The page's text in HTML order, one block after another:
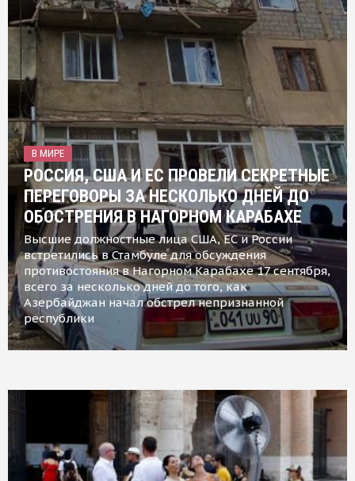
В МИРЕ
РОССИЯ, США И ЕС ПРОВЕЛИ СЕКРЕТНЫЕ
ПЕРЕГОВОРЫ ЗА НЕСКОЛЬКО ДНЕЙ ДО
ОБОСТРЕНИЯ В НАГОРНОМ КАРАБАХЕ
Высшие должностные лица США, ЕС и России
встретились в Стамбуле для обсуждения
противостояния в Нагорном Карабахе 17 сентября,
всего за несколько дней до того, как
Азербайджан начал обстрел непризнанной
республики